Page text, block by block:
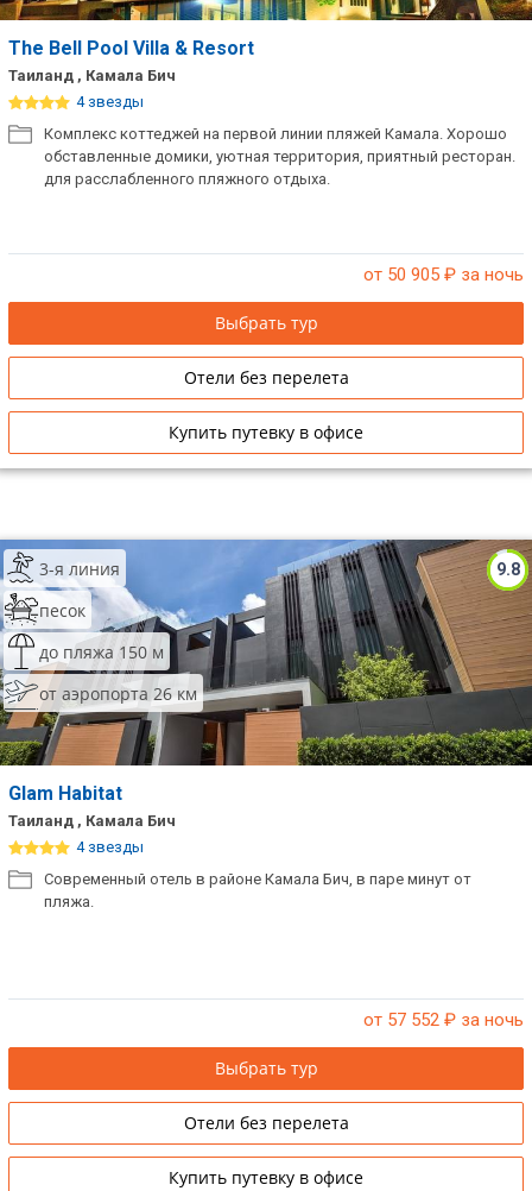
The Bell Pool Villa & Resort
Таиланд , Камала Бич
4 звезды
Комплекс коттеджей на первой линии пляжей Камала. Хорошо
обставленные домики, уютная территория, приятный ресторан.
для расслабленного пляжного отдыха.
от 50 905 ₽ за ночь
Выбрать тур
Отели без перелета
Купить путевку в офисе
9.8
3-я линия
песок
до пляжа 150 м
от аэропорта 26 км
Glam Habitat
Таиланд , Камала Бич
4 звезды
Современный отель в районе Камала Бич, в паре минут от
пляжа.
от 57 552 ₽ за ночь
Выбрать тур
Отели без перелета
Купить путевку в офисе